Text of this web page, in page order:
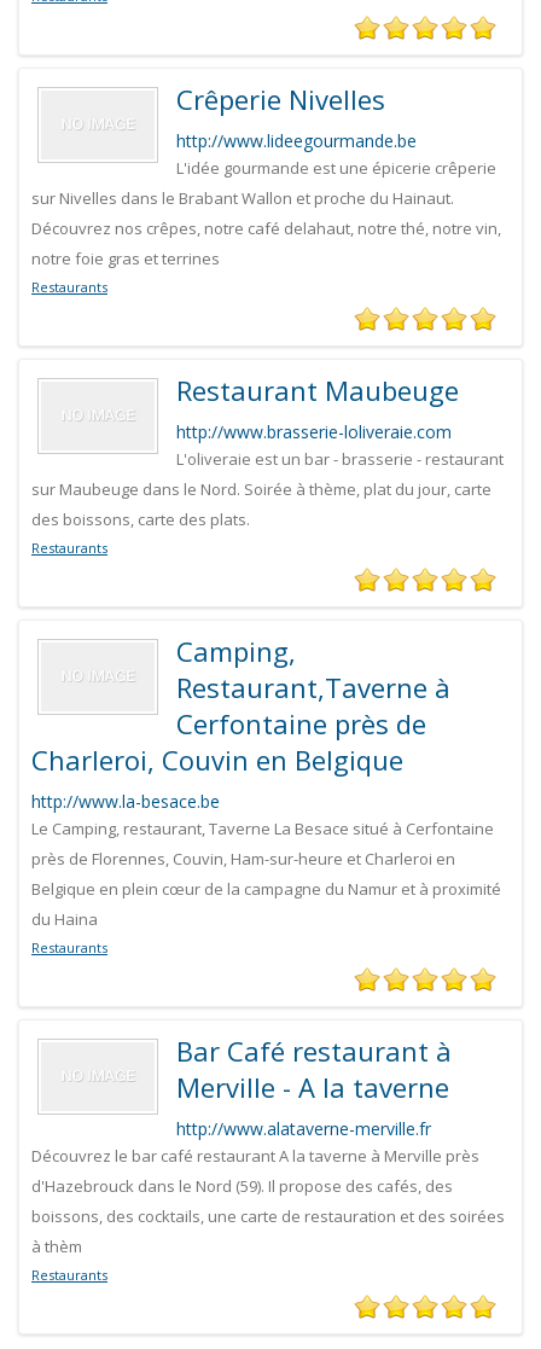
Crêperie Nivelles
http://www.lideegourmande.be
L'idée gourmande est une épicerie crêperie
sur Nivelles dans le Brabant Wallon et proche du Hainaut.
Découvrez nos crêpes, notre café delahaut, notre thé, notre vin,
notre foie gras et terrines
Restaurants
Restaurant Maubeuge
http://www.brasserie-loliveraie.com
L'oliveraie est un bar - brasserie - restaurant
sur Maubeuge dans le Nord. Soirée à thème, plat du jour, carte
des boissons, carte des plats.
Restaurants
Camping,
Restaurant,Taverne à
Cerfontaine près de
Charleroi, Couvin en Belgique
http://www.la-besace.be
Le Camping, restaurant, Taverne La Besace situé à Cerfontaine
près de Florennes, Couvin, Ham-sur-heure et Charleroi en
Belgique en plein cœur de la campagne du Namur et à proximité
du Haina
Restaurants
Bar Café restaurant à
Merville - A la taverne
http://www.alataverne-merville.fr
Découvrez le bar café restaurant A la taverne à Merville près
d'Hazebrouck dans le Nord (59). Il propose des cafés, des
boissons, des cocktails, une carte de restauration et des soirées
à thèm
Restaurants